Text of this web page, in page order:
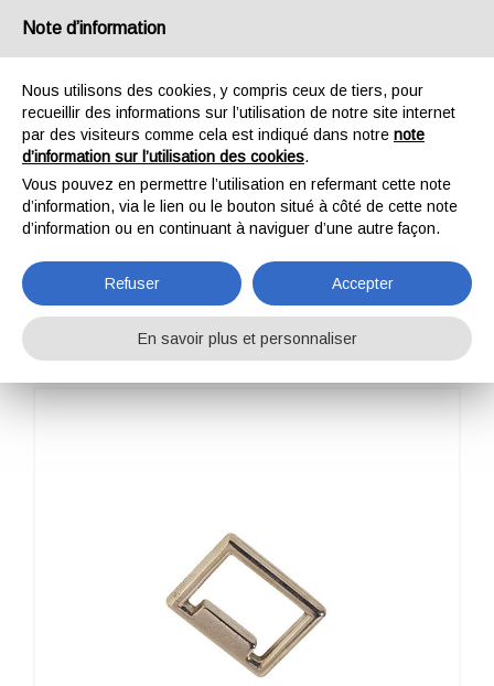
RECTANGULAR RING
104
Note d’information
Nous utilisons des cookies, y compris ceux de tiers, pour
recueillir des informations sur l’utilisation de notre site internet
par des visiteurs comme cela est indiqué dans notre note
d’information sur l’utilisation des cookies.
Vous pouvez en permettre l’utilisation en refermant cette note
d’information, via le lien ou le bouton situé à côté de cette note
d’information ou en continuant à naviguer d’une autre façon.
Refuser Accepter
En savoir plus et personnaliser